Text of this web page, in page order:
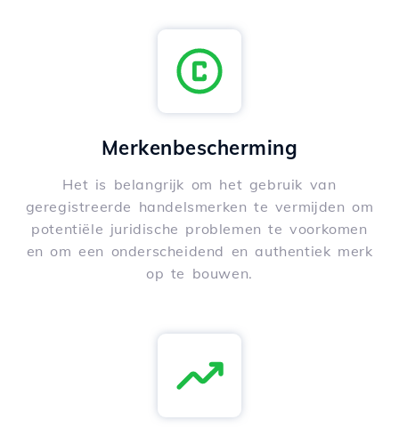
Merkenbescherming
Het is belangrijk om het gebruik van
geregistreerde handelsmerken te vermijden om
potentiële juridische problemen te voorkomen
en om een onderscheidend en authentiek merk
op te bouwen.